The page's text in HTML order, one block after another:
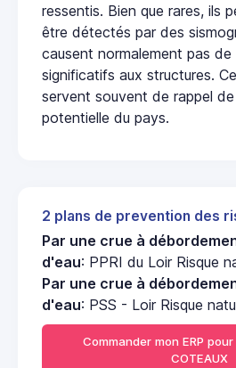
ressentis. Bien que rares, ils
être détectés par des
causent normalement pas de
significatifs aux structures.
servent souvent de rappel
potentielle du pays.
2 plans de prevention des
Par une crue à
d'eau: PPRI du Loir Risque
Par une crue à
d'eau: PSS - Loir Risque
Commander mon ERP pour
COTEAUX